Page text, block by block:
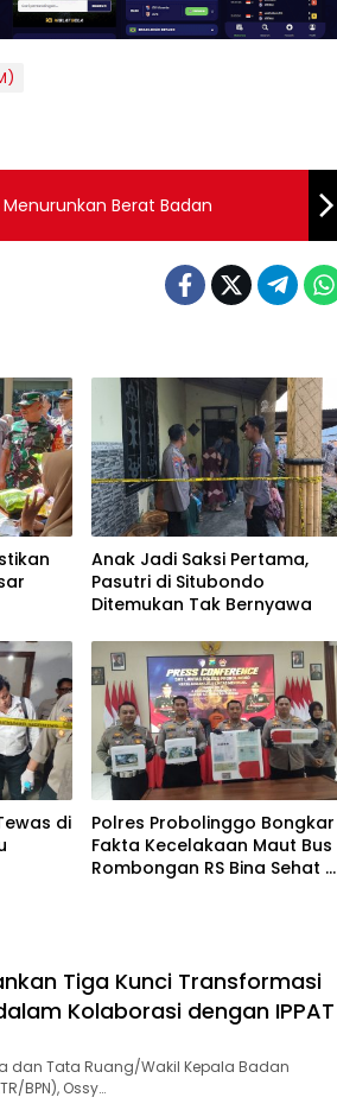
Berat Badan
Anak Jadi Saksi Pertama,
Pasutri di Situbondo
Ditemukan Tak Bernyawa
di
Polres Probolinggo Bongkar
Fakta Kecelakaan Maut Bus
Rombongan RS Bina Sehat di
Tiga Kunci Transformasi
Kolaborasi dengan IPPAT
dan Tata Ruang/Wakil Kepala Badan
BPN), Ossy…